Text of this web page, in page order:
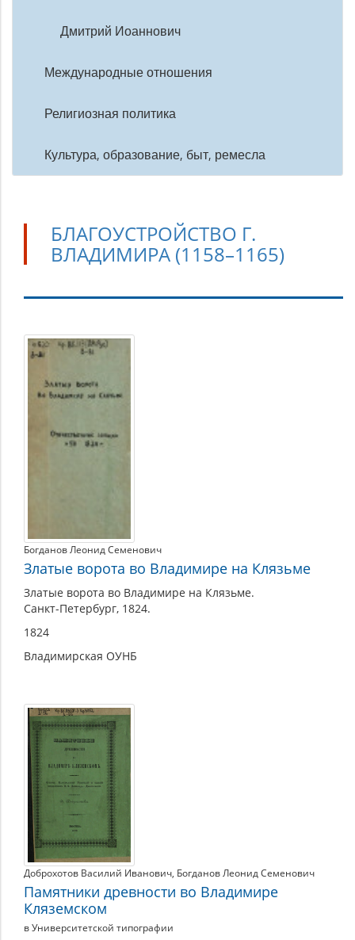
Дмитрий Иоаннович
Международные отношения
Религиозная политика
Культура, образование, быт, ремесла
БЛАГОУСТРОЙСТВО Г.
ВЛАДИМИРА (1158–1165)
Благоустройство
г.
Владимира
(1158–
1165)
Богданов Леонид Семенович
Златые ворота во Владимире на Клязьме
Златые ворота во Владимире на Клязьме.
Санкт-Петербург, 1824.
1824
Влaдимирскaя ОУНБ
Доброхотов Василий Иванович, Богданов Леонид Семенович
Памятники древности во Владимире
Кляземском
в Университетской типографии